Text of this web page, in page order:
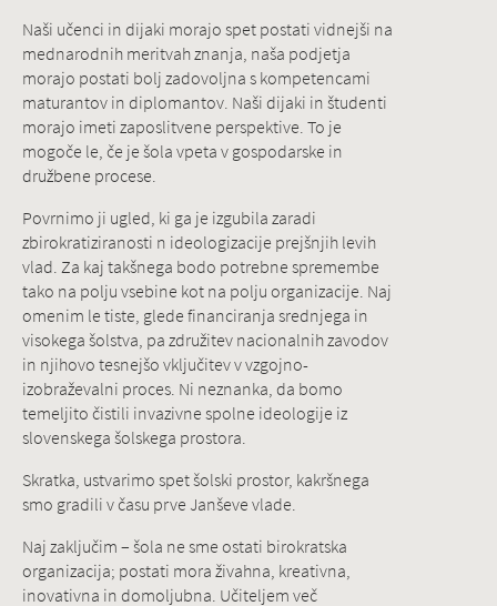
Naši učenci in dijaki morajo spet postati vidnejši na
mednarodnih meritvah znanja, naša podjetja
morajo postati bolj zadovoljna s kompetencami
maturantov in diplomantov. Naši dijaki in študenti
morajo imeti zaposlitvene perspektive. To je
mogoče le, če je šola vpeta v gospodarske in
družbene procese.
Povrnimo ji ugled, ki ga je izgubila zaradi
zbirokratiziranosti n ideologizacije prejšnjih levih
vlad. Za kaj takšnega bodo potrebne spremembe
tako na polju vsebine kot na polju organizacije. Naj
omenim le tiste, glede financiranja srednjega in
visokega šolstva, pa združitev nacionalnih zavodov
in njihovo tesnejšo vključitev v vzgojno-
izobraževalni proces. Ni neznanka, da bomo
temeljito čistili invazivne spolne ideologije iz
slovenskega šolskega prostora.
Skratka, ustvarimo spet šolski prostor, kakršnega
smo gradili v času prve Janševe vlade.
Naj zaključim – šola ne sme ostati birokratska
organizacija; postati mora živahna, kreativna,
inovativna in domoljubna. Učiteljem več